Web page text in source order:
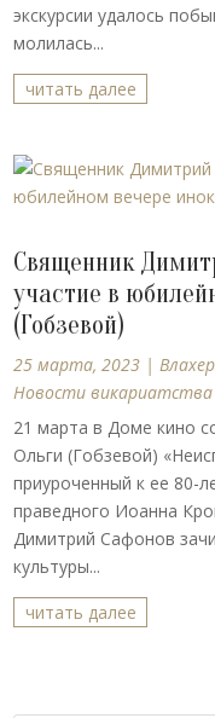
экскурсии удалось
молилась...
читать далее
Священник
участие в
(Гобзевой)
25 марта, 2023 |
Новости викариатства
21 марта в Доме кино
Ольги (Гобзевой)
приуроченный к ее 80-
праведного Иоанна
Димитрий Сафонов
культуры...
читать далее